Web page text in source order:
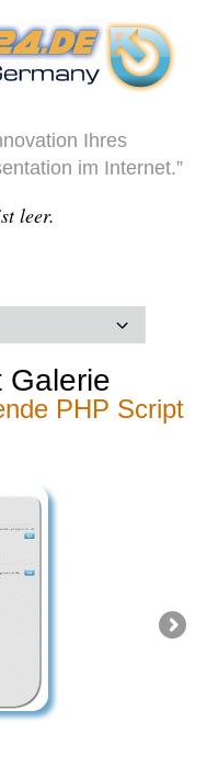
Ihres
im Internet.”
leer.
Galerie
PHP Script